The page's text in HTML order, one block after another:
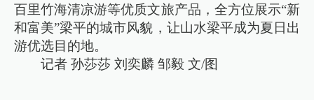
百里竹海清凉游等优质文旅产品，全方位展示“新
和富美”梁平的城市风貌，让山水梁平成为夏日出
游优选目的地。
记者 孙莎莎 刘奕麟 邹毅 文/图